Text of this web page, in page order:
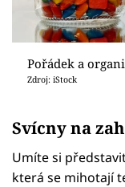
Pořádek a
Zdroj: iStock
Svícny na
Umíte si
která se mihotají